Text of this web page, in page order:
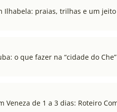
Ilhabela: praias, trilhas e um
o que fazer na “cidade do Che”
Veneza de 1 a 3 dias: Roteiro